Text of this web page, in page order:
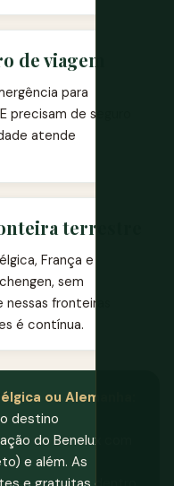
de viagem
para
precisam de seguro
atende
terrestre
França e
sem
fronteiras
é contínua.
ou Alemanha:
destino
do Benelux com
e além. As